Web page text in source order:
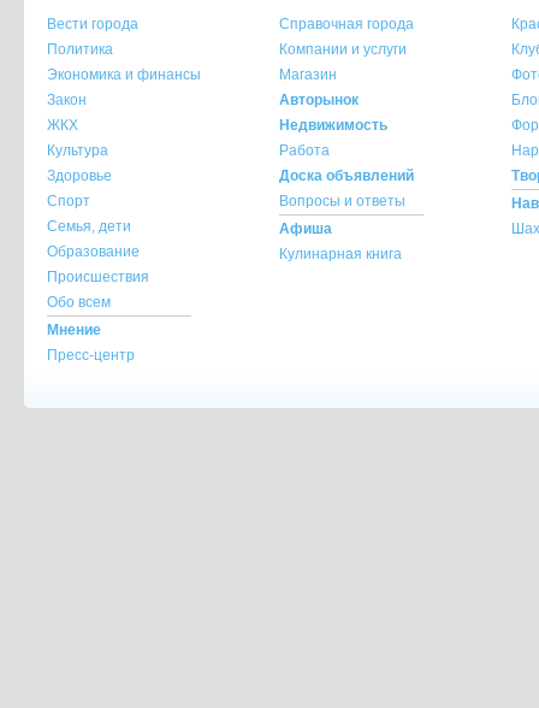
опубликованного материала!
При копировании материала с сайта
ссылка на источник обязательна.
При использовании материала с сайта
указание источника и автора материала
По всем вопросам обращайтесь на
Вести города
Политика
Экономика и финансы
Закон
ЖКХ
Культура
Здоровье
Спорт
Семья, дети
Образование
Происшествия
Обо всем
Мнение
Пресс-центр
Справочная города
Компании и услуги
Магазин
Авторынок
Недвижимость
Работа
Доска объявлений
Вопросы и ответы
Афиша
Кулинарная книга